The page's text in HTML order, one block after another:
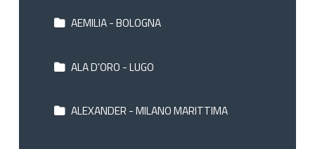
AEMILIA - BOLOGNA
ALA D'ORO - LUGO
ALEXANDER - MILANO MARITTIMA